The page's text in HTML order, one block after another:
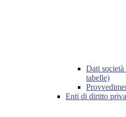
Dati società
tabelle)
Enti di diritto